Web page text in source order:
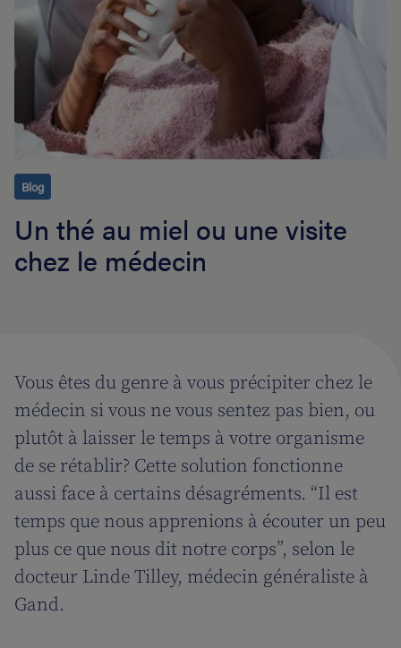
Blog
Un thé au miel ou une visite
chez le médecin
Vous êtes du genre à vous précipiter chez le
médecin si vous ne vous sentez pas bien, ou
plutôt à laisser le temps à votre organisme
de se rétablir? Cette solution fonctionne
aussi face à certains désagréments. “Il est
temps que nous apprenions à écouter un peu
plus ce que nous dit notre corps”, selon le
docteur Linde Tilley, médecin généraliste à
Gand.